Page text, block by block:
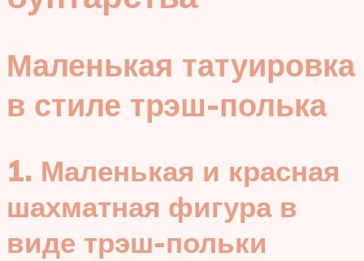
Маленькая татуировка
в стиле трэш-полька
1. Маленькая и красная
шахматная фигура в
виде трэш-польки